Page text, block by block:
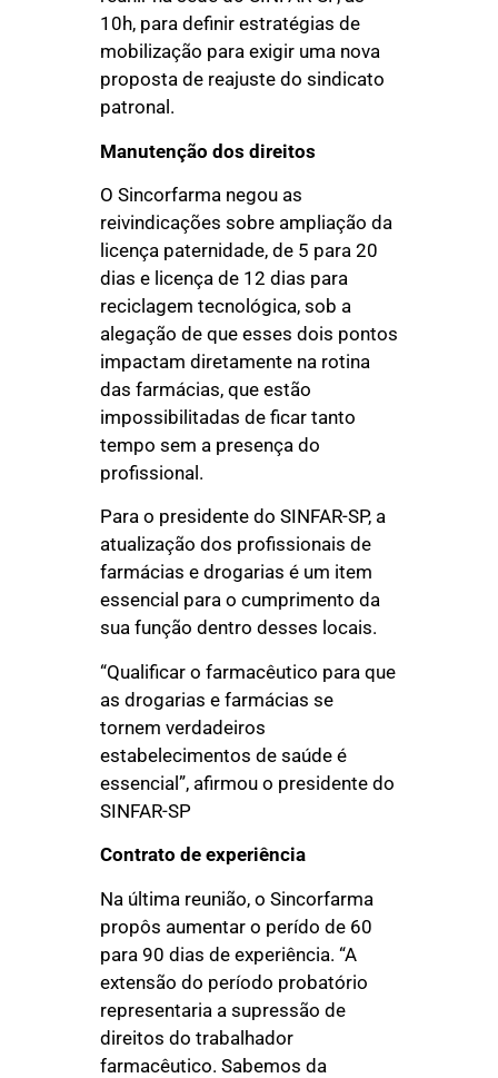
10h, para definir estratégias de
mobilização para exigir uma nova
proposta de reajuste do sindicato
patronal.
Manutenção dos direitos
O Sincorfarma negou as
reivindicações sobre ampliação da
licença paternidade, de 5 para 20
dias e licença de 12 dias para
reciclagem tecnológica, sob a
alegação de que esses dois pontos
impactam diretamente na rotina
das farmácias, que estão
impossibilitadas de ficar tanto
tempo sem a presença do
profissional.
Para o presidente do SINFAR-SP, a
atualização dos profissionais de
farmácias e drogarias é um item
essencial para o cumprimento da
sua função dentro desses locais.
“Qualificar o farmacêutico para que
as drogarias e farmácias se
tornem verdadeiros
estabelecimentos de saúde é
essencial”, afirmou o presidente do
SINFAR-SP
Contrato de experiência
Na última reunião, o Sincorfarma
propôs aumentar o perído de 60
para 90 dias de experiência. “A
extensão do período probatório
representaria a supressão de
direitos do trabalhador
farmacêutico. Sabemos da